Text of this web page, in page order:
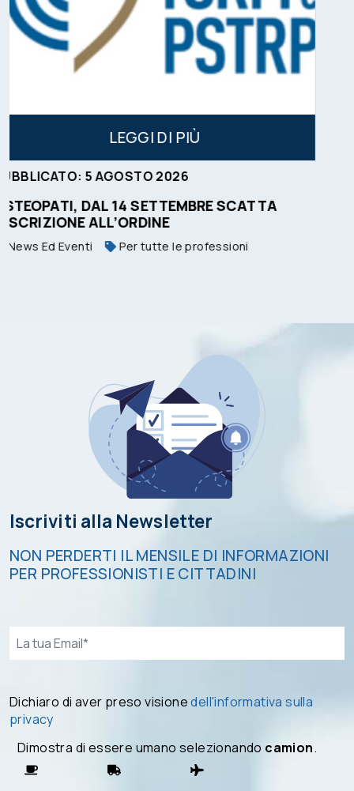
SCATTA
PUBBLICATO:
TSLB: AVVISO PUBBLICO
News Ed Eventi
Tecnico Sanitario di Laboratorio
Iscriviti alla Newsletter
NON PERDERTI IL MENSILE DI INFORMAZIONI
PER PROFESSIONISTI E CITTADINI
Email*
Dichiaro di aver preso visionedell'informativa sulla
privacy
Dimostra di essere umano selezionando camion.